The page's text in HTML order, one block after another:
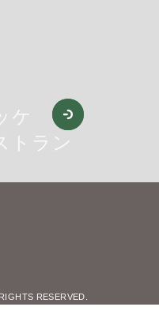
トラン
ケ
RESERVED.